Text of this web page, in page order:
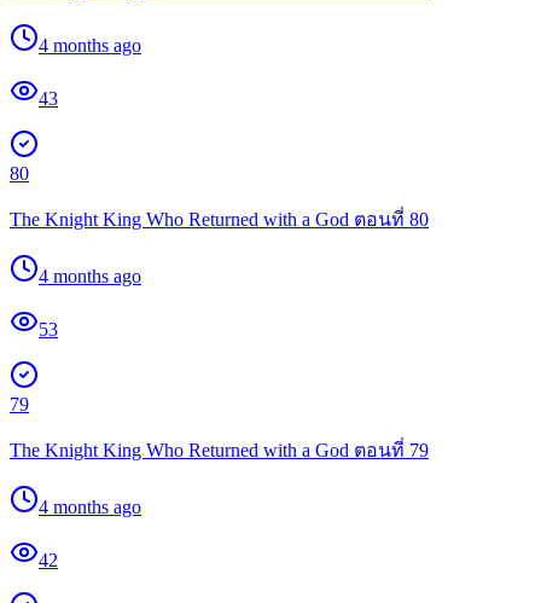
4 months ago
43
80
The Knight King Who Returned with a God ตอนที่ 80
4 months ago
53
79
The Knight King Who Returned with a God ตอนที่ 79
4 months ago
42